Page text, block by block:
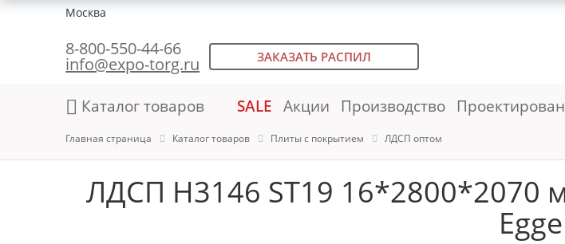
Москва
8-800-550-44-66
info@expo-torg.ru ЗАКАЗАТЬ РАСПИЛ
Каталог товаров SALE Акции Производство
Главная страница Каталог товаров Плиты с покрытием ЛДСП оптом
ЛДСП H3146 ST19 16*2800*2070